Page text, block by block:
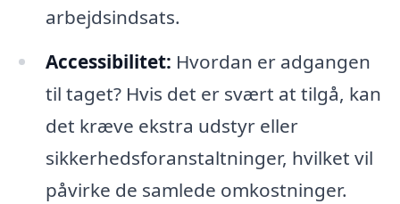
arbejdsindsats.
Accessibilitet: Hvordan er adgangen
til taget? Hvis det er svært at tilgå, kan
det kræve ekstra udstyr eller
sikkerhedsforanstaltninger, hvilket vil
påvirke de samlede omkostninger.